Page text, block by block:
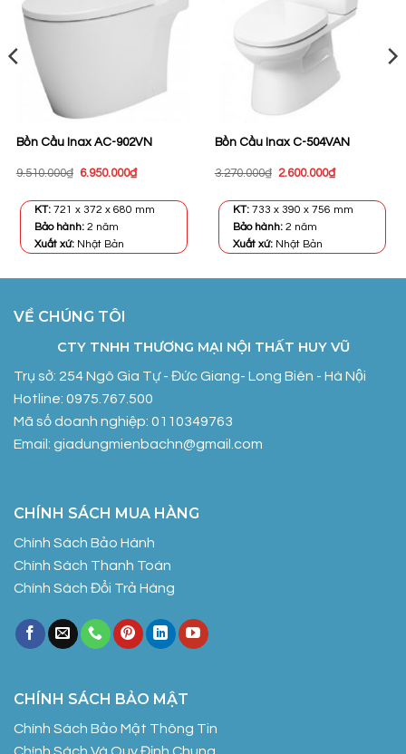
Bồn Cầu Inax AC-902VN
9.510.000₫ Giá
9.510.000₫.
6.950.000₫Giá
là:
KT: 721 x 372 x 680 mm
Bảo hành:2 năm
Xuất xứ: Nhật Bản
Bồn Cầu Inax C-504VAN
3.270.000₫ Giá
3.270.000₫.
2.600.000₫Giá
là:
KT: 733 x 390 x 756 mm
Bảo hành:2 năm
Xuất xứ: Nhật Bản
VỀ CHÚNG TÔI
CTY TNHH THƯƠNG MẠI NỘI THẤT HUY VŨ
Trụ sở: 254 Ngô Gia Tự - Đức Giang- Long Biên - Hà Nội
Hotline: 0975.767.500
Mã số doanh nghiệp: 0110349763
Email: giadungmienbachn@gmail.com
CHÍNH SÁCH MUA HÀNG
Chính Sách Bảo Hành
Chính Sách Thanh Toán
Chính Sách Đổi Trả Hàng
CHÍNH SÁCH BẢO MẬT
Chính Sách Bảo Mật Thông Tin